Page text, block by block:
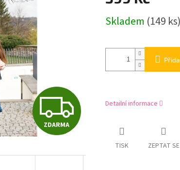
Z
D
ZDARMA
cena:
Skladem (149 ks)
Detailní informace
TISK ZEPTAT SE